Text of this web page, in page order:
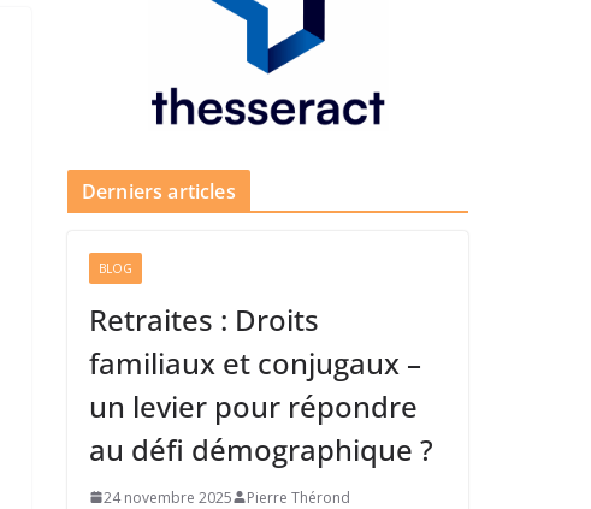
Derniers articles
BLOG
Retraites : Droits
familiaux et conjugaux –
un levier pour répondre
au défi démographique ?
24 novembre 2025 Pierre Thérond